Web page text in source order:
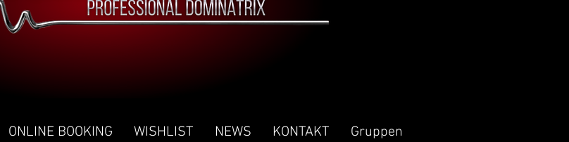
ONLINE BOOKING WISHLIST NEWS KONTAKT Gruppen